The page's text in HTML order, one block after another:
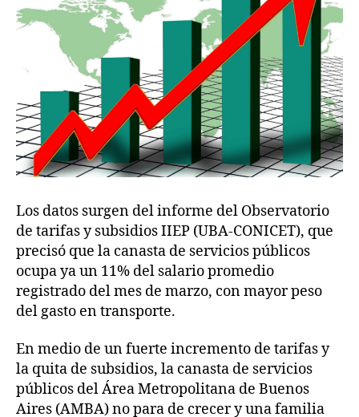
Los datos surgen del informe del Observatorio
de tarifas y subsidios IIEP (UBA-CONICET), que
precisó que la canasta de servicios públicos
ocupa ya un 11% del salario promedio
registrado del mes de marzo, con mayor peso
del gasto en transporte.
En medio de un fuerte incremento de tarifas y
la quita de subsidios, la canasta de servicios
públicos del Área Metropolitana de Buenos
Aires (AMBA) no para de crecer y una familia